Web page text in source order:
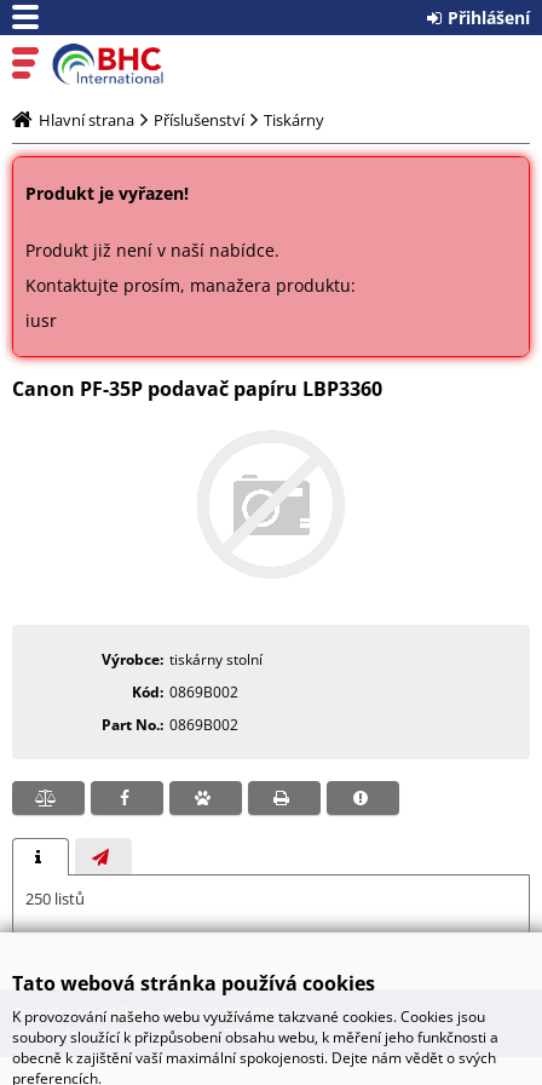
Přihlášení
Hlavní strana Příslušenství Tiskárny
Produkt je vyřazen!
Produkt již není v naší nabídce.
Kontaktujte prosím, manažera produktu:
iusr
Canon PF-35P podavač papíru LBP3360
Výrobce tiskárny stolní
Kód 0869B002
Part No. 0869B002
250 listů
Technické oddělení: +420 321 737 045
Obchodní oddělení: +420 321 737 043
Tato webová stránka používá cookies
K provozování našeho webu využíváme takzvané cookies. Cookies jsou
soubory sloužící k přizpůsobení obsahu webu, k měření jeho funkčnosti a
obecně k zajištění vaší maximální spokojenosti. Dejte nám vědět o svých
preferencích.